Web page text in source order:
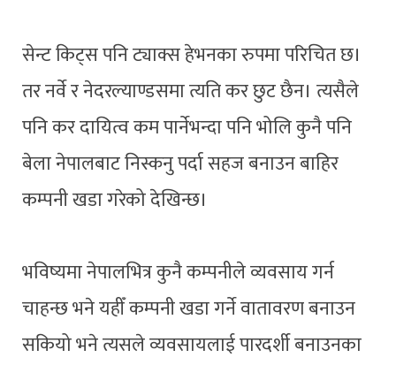
सेन्ट किट्स पनि ट्याक्स हेभनका रुपमा परिचित छ।
तर नर्वे र नेदरल्याण्डसमा त्यति कर छुट छैन। त्यसैले
पनि कर दायित्व कम पार्नेभन्दा पनि भोलि कुनै पनि
बेला नेपालबाट निस्कनु पर्दा सहज बनाउन बाहिर
कम्पनी खडा गरेको देखिन्छ।
भविष्यमा नेपालभित्र कुनै कम्पनीले व्यवसाय गर्न
चाहन्छ भने यहीँ कम्पनी खडा गर्ने वातावरण बनाउन
सकियो भने त्यसले व्यवसायलाई पारदर्शी बनाउनका